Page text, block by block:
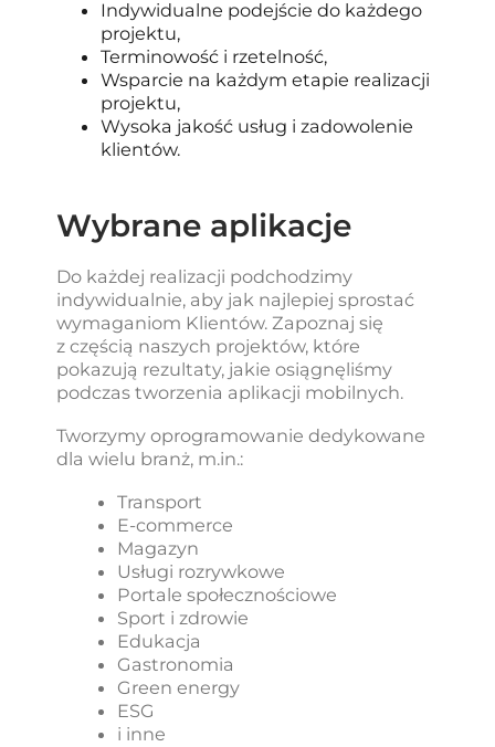
Indywidualne podejście do każdego
projektu,
Terminowość i rzetelność,
Wsparcie na każdym etapie realizacji
projektu,
Wysoka jakość usług i zadowolenie
klientów.
Wybrane aplikacje
Do każdej realizacji podchodzimy
indywidualnie, aby jak najlepiej sprostać
wymaganiom Klientów. Zapoznaj się
z częścią naszych projektów, które
pokazują rezultaty, jakie osiągnęliśmy
podczas tworzenia aplikacji mobilnych.
Tworzymy oprogramowanie dedykowane
dla wielu branż, m.in.:
Transport
E-commerce
Magazyn
Usługi rozrywkowe
Portale społecznościowe
Sport i zdrowie
Edukacja
Gastronomia
Green energy
ESG
i inne